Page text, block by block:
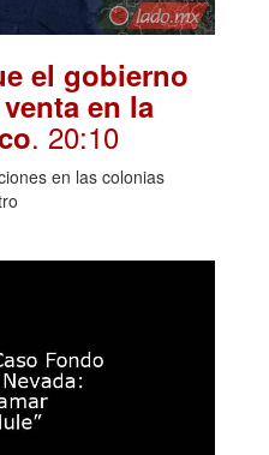
el gobierno
en la
. 20:10
en las colonias